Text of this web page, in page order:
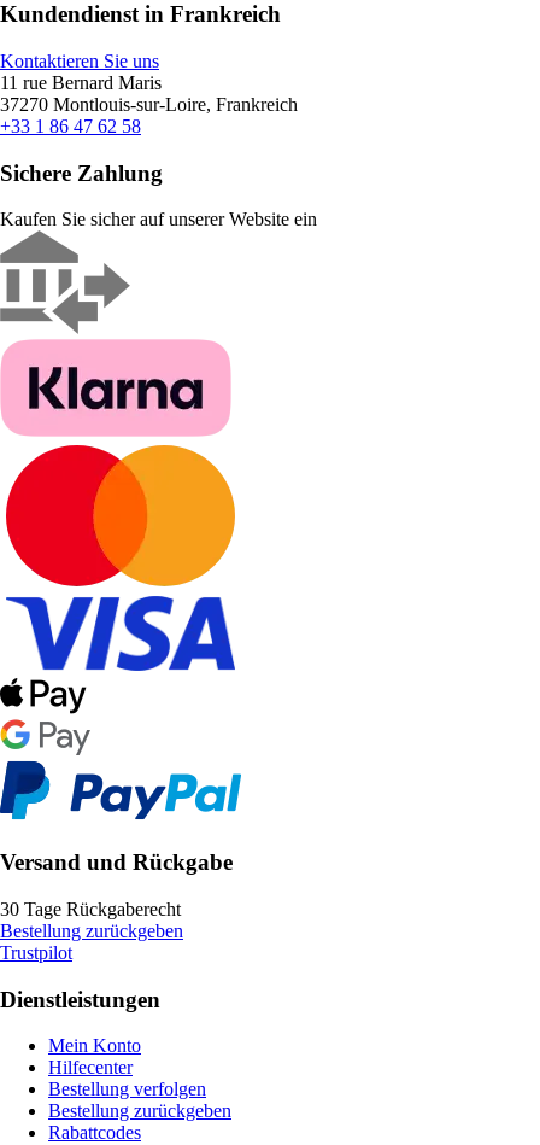
Kundendienst in Frankreich
Kontaktieren Sie uns
11 rue Bernard Maris
37270 Montlouis-sur-Loire, Frankreich
+33 1 86 47 62 58
Sichere Zahlung
Kaufen Sie sicher auf unserer Website ein
Versand und Rückgabe
30 Tage Rückgaberecht
Bestellung zurückgeben
Trustpilot
Dienstleistungen
Mein Konto
Hilfecenter
Bestellung verfolgen
Bestellung zurückgeben
Rabattcodes